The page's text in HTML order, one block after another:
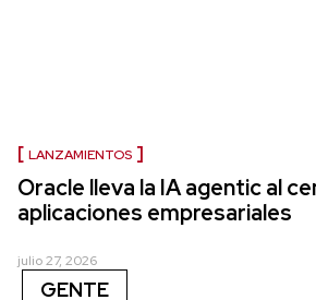
LANZAMIENTOS
Oracle lleva la IA agentic al
aplicaciones empresariales
julio 27, 2026
GENTE